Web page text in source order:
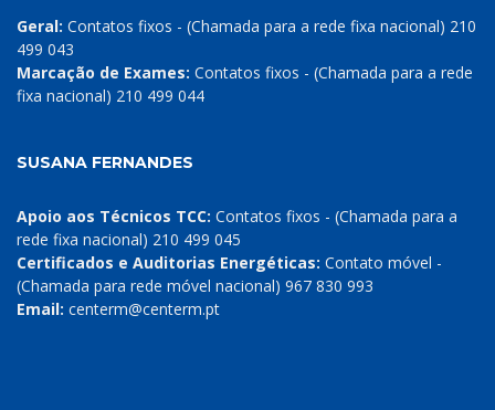
Geral: Contatos fixos - (Chamada para a rede fixa nacional) 210
499 043
Marcação de Exames: Contatos fixos - (Chamada para a rede
fixa nacional) 210 499 044
SUSANA FERNANDES
Apoio aos Técnicos TCC: Contatos fixos - (Chamada para a
rede fixa nacional) 210 499 045
Certificados e Auditorias Energéticas: Contato móvel -
(Chamada para rede móvel nacional) 967 830 993
Email: centerm@centerm.pt